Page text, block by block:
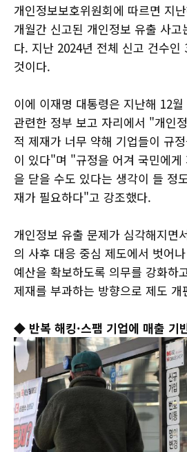
개인정보보호위원회에 따르면 지
개월간 신고된 개인정보 유출 사고
다. 지난 2024년 전체 신고 건수인
것이다.
이에 이재명 대통령은 지난해 12
관련한 정부 보고 자리에서 "개인
적 제재가 너무 약해 기업들이 규
이 있다"며 "규정을 어겨 국민에게
을 닫을 수도 있다는 생각이 들 정
재가 필요하다"고 강조했다.
개인정보 유출 문제가 심각해지면
의 사후 대응 중심 제도에서 벗어
예산을 확보하도록 의무를 강화하
제재를 부과하는 방향으로 제도
◆ 반복 해킹·스팸 기업에 매출 기